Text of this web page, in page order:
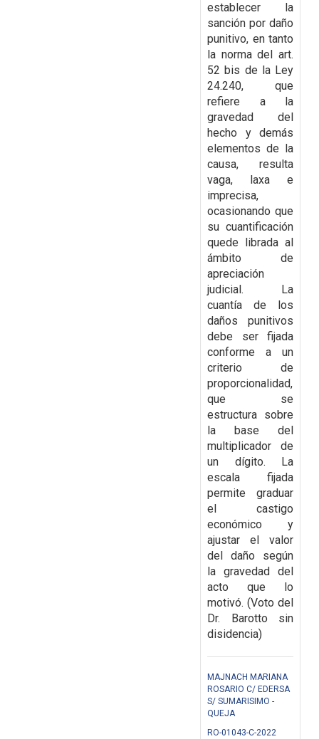
establecer la
sanción por daño
punitivo, en tanto
la norma del art.
52 bis de la Ley
24.240, que
refiere a la
gravedad del
hecho y demás
elementos de la
causa, resulta
vaga, laxa e
imprecisa,
ocasionando que
su cuantificación
quede librada al
ámbito de
apreciación
judicial. La
cuantía de los
daños punitivos
debe ser fijada
conforme a un
criterio de
proporcionalidad,
que se
estructura sobre
la base del
multiplicador de
un dígito. La
escala fijada
permite graduar
el castigo
económico y
ajustar el valor
del daño según
la gravedad del
acto que lo
motivó. (Voto del
Dr. Barotto sin
disidencia)
MAJNACH MARIANA
ROSARIO C/ EDERSA
S/ SUMARISIMO -
QUEJA
RO-01043-C-2022